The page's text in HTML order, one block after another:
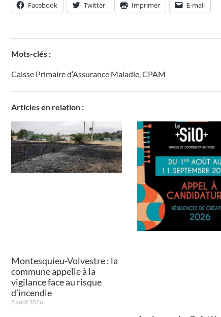
Facebook Twitter Imprimer E-mail
Mots-clés :
Caisse Primaire d’Assurance Maladie,CPAM
Articles en relation :
Montesquieu-Volvestre : la
commune appelle à la
vigilance face au risque
d’incendie
8 août 2026